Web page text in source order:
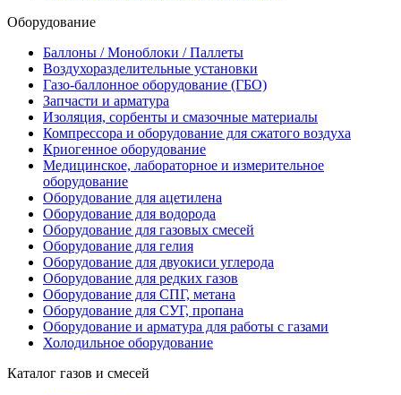
Оборудование
Баллоны / Моноблоки / Паллеты
Воздухоразделительные установки
Газо-баллонное оборудование (ГБО)
Запчасти и арматура
Изоляция, сорбенты и смазочные материалы
Компрессора и оборудование для сжатого воздуха
Криогенное оборудование
Медицинское, лабораторное и измерительное
оборудование
Оборудование для ацетилена
Оборудование для водорода
Оборудование для газовых смесей
Оборудование для гелия
Оборудование для двуокиси углерода
Оборудование для редких газов
Оборудование для СПГ, метана
Оборудование для СУГ, пропана
Оборудование и арматура для работы с газами
Холодильное оборудование
Каталог газов и смесей